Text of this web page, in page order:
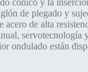
cónico y la
de plegado y
acero de alta
servotecnología
ondulado están